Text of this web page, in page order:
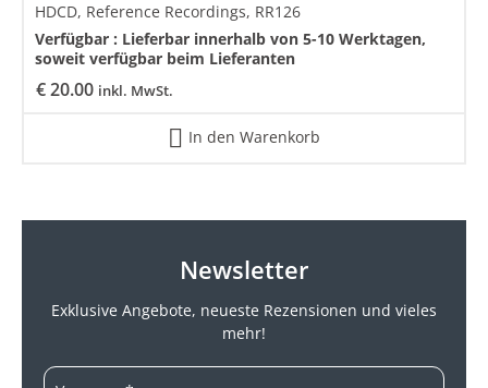
€20.00 inkl. MwSt.
HDCD, Reference Recordings, RR126
Verfügbar : Lieferbar innerhalb von 5-10 Werktagen,
soweit verfügbar beim Lieferanten
In den Warenkorb
Newsletter
Exklusive Angebote, neueste Rezensionen und vieles
mehr!